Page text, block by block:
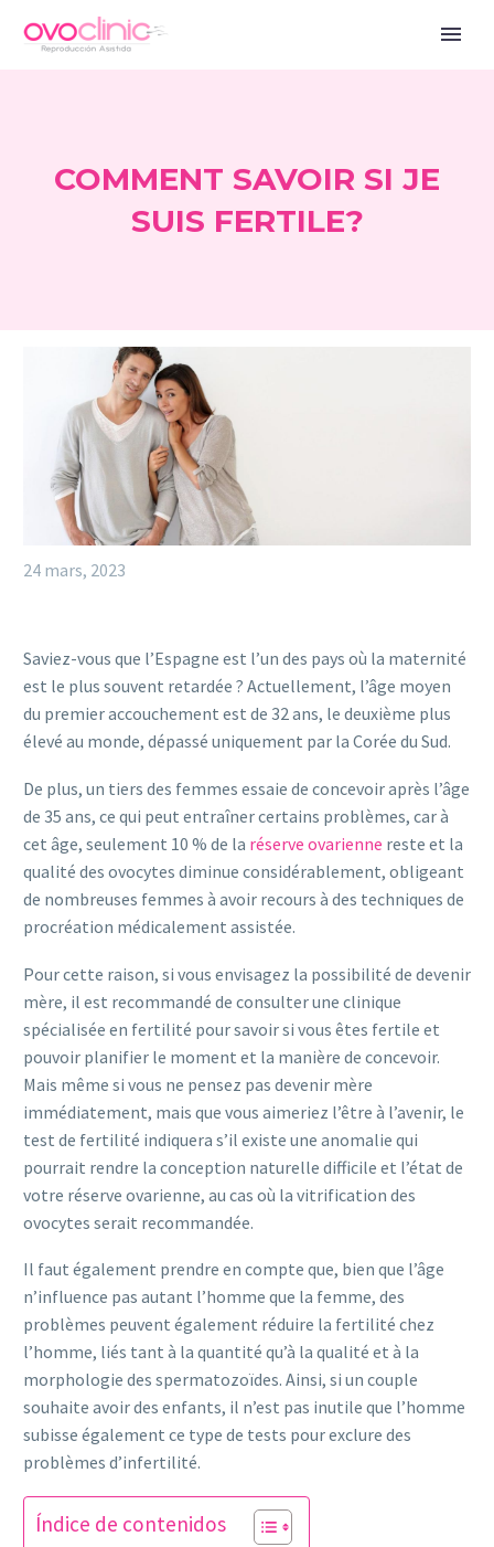
COMMENT SAVOIR SI JE
SUIS FERTILE?
24 mars, 2023
Saviez-vous que l’Espagne est l’un des pays où la maternité
est le plus souvent retardée ? Actuellement, l’âge moyen
du premier accouchement est de 32 ans, le deuxième plus
élevé au monde, dépassé uniquement par la Corée du Sud.
De plus, un tiers des femmes essaie de concevoir après l’âge
de 35 ans, ce qui peut entraîner certains problèmes, car à
cet âge, seulement 10 % de la réserve ovarienne reste et la
qualité des ovocytes diminue considérablement, obligeant
de nombreuses femmes à avoir recours à des techniques de
procréation médicalement assistée.
Pour cette raison, si vous envisagez la possibilité de devenir
mère, il est recommandé de consulter une clinique
spécialisée en fertilité pour savoir si vous êtes fertile et
pouvoir planifier le moment et la manière de concevoir.
Mais même si vous ne pensez pas devenir mère
immédiatement, mais que vous aimeriez l’être à l’avenir, le
test de fertilité indiquera s’il existe une anomalie qui
pourrait rendre la conception naturelle difficile et l’état de
votre réserve ovarienne, au cas où la vitrification des
ovocytes serait recommandée.
Il faut également prendre en compte que, bien que l’âge
n’influence pas autant l’homme que la femme, des
problèmes peuvent également réduire la fertilité chez
l’homme, liés tant à la quantité qu’à la qualité et à la
morphologie des spermatozoïdes. Ainsi, si un couple
souhaite avoir des enfants, il n’est pas inutile que l’homme
subisse également ce type de tests pour exclure des
problèmes d’infertilité.
Índice de contenidos